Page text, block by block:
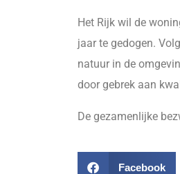
Het Rijk wil de
jaar te gedogen.
natuur in de
door gebrek aan
De gezamenlijke
Facebook